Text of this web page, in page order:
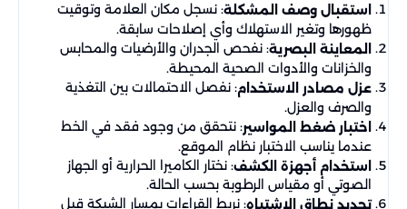
استقبال وصف المشكلة: نسجل مكان العلامة وتوقيت
ظهورها وتغير الاستهلاك وأي إصلاحات سابقة.
المعاينة البصرية: نفحص الجدران والأرضيات والمحابس
والخزانات والأدوات الصحية المحيطة.
عزل مصادر الاستخدام: نفصل الاحتمالات بين التغذية
والصرف والعزل.
اختبار ضغط المواسير: نتحقق من وجود فقد في الخط
عندما يناسب الاختبار نظام الموقع.
استخدام أجهزة الكشف: نختار الكاميرا الحرارية أو الجهاز
الصوتي أو مقياس الرطوبة بحسب الحالة.
تحديد نطاق الاشتباه: نربط القراءات بمسار الشبكة قبل